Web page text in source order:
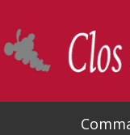
main
content